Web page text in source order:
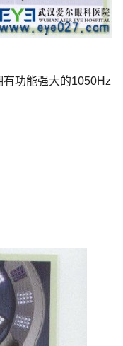
功能强大的1050Hz